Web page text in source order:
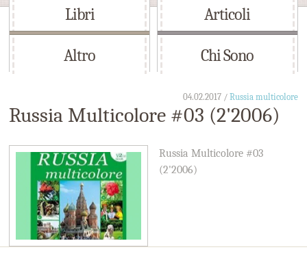
Libri Articoli
Altro Chi Sono
04.02.2017 / Russia multicolore
Russia Multicolore #03 (2'2006)
Russia Multicolore #03
(2'2006)